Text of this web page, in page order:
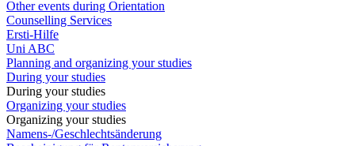
Other events during Orientation
Counselling Services
Ersti-Hilfe
Uni ABC
Planning and organizing your studies
During your studies
During your studies
Organizing your studies
Organizing your studies
Namens-/Geschlechtsänderung